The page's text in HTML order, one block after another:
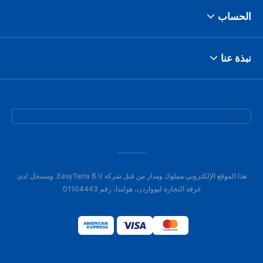
الحساب
نبذة عنا
هذا الموقع الإلكتروني مملوك ومدار من قبل شركة EasyTerra B.V. ومسجل لدى
غرفة التجارة ليوواردن، هولندا، رقم 01104443